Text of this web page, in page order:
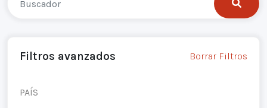
Filtros avanzados Borrar Filtros
PAÍS